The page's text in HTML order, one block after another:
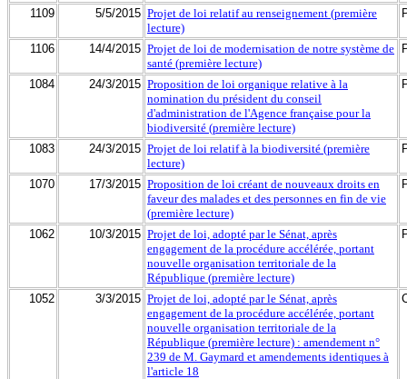
1109 5/5/2015 Projet de loi relatif au renseignement (première
lecture)
1106 14/4/2015 Projet de loi de modernisation de notre système de
santé (première lecture)
1084 24/3/2015 Proposition de loi organique relative à la
nomination du président du conseil
d'administration de l'Agence française pour la
biodiversité (première lecture)
1083 24/3/2015 Projet de loi relatif à la biodiversité (première
lecture)
1070 17/3/2015 Proposition de loi créant de nouveaux droits en
faveur des malades et des personnes en fin de vie
(première lecture)
1062 10/3/2015 Projet de loi, adopté par le Sénat, après
engagement de la procédure accélérée, portant
nouvelle organisation territoriale de la
République (première lecture)
1052 3/3/2015 Projet de loi, adopté par le Sénat, après
engagement de la procédure accélérée, portant
nouvelle organisation territoriale de la
République (première lecture) : amendement n°
239 de M. Gaymard et amendements identiques à
l'article 18